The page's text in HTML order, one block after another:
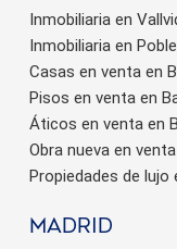
Inmobiliaria en
Inmobiliaria en
Casas en venta en
Pisos en venta en
Áticos en venta en
Obra nueva en
Propiedades de lujo
Madrid